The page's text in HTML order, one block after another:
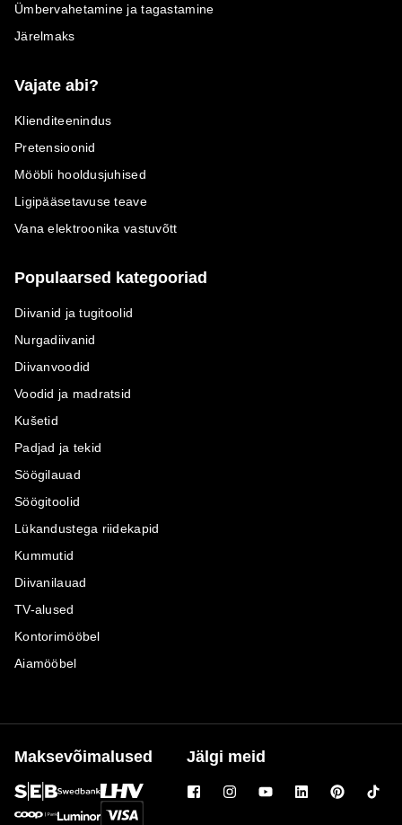
Ümbervahetamine ja tagastamine
Järelmaks
Vajate abi?
Klienditeenindus
Pretensioonid
Mööbli hooldusjuhised
Ligipääsetavuse teave
Vana elektroonika vastuvõtt
Populaarsed kategooriad
Diivanid ja tugitoolid
Nurgadiivanid
Diivanvoodid
Voodid ja madratsid
Kušetid
Padjad ja tekid
Söögilauad
Söögitoolid
Lükandustega riidekapid
Kummutid
Diivanilauad
TV-alused
Kontorimööbel
Aiamööbel
Maksevõimalused Jälgi meid